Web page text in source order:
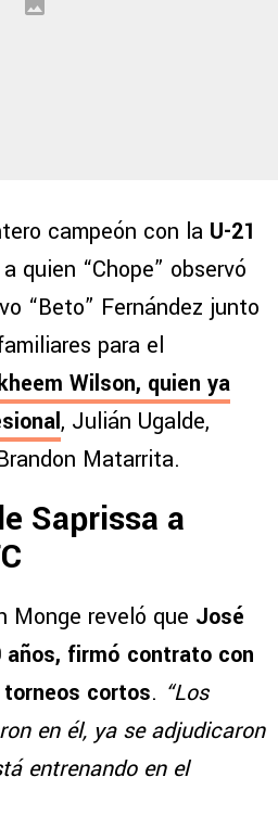
campeón con la U-21
quien “Chope” observó
“Beto” Fernández junto
para el
Wilson, quien ya
, Julián Ugalde,
Matarrita.
Saprissa a
Monge reveló que José
años, firmó contrato con
cortos. “Los
en él, ya se adjudicaron
entrenando en el